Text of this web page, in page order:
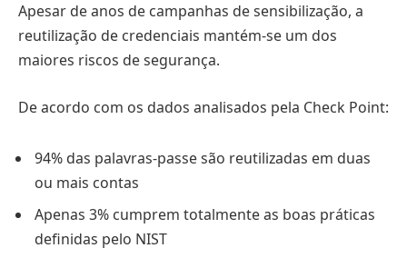
Apesar de anos de campanhas de sensibilização, a
reutilização de credenciais mantém-se um dos
maiores riscos de segurança.
De acordo com os dados analisados pela Check Point:
94% das palavras-passe são reutilizadas em duas
ou mais contas
Apenas 3% cumprem totalmente as boas práticas
definidas pelo NIST